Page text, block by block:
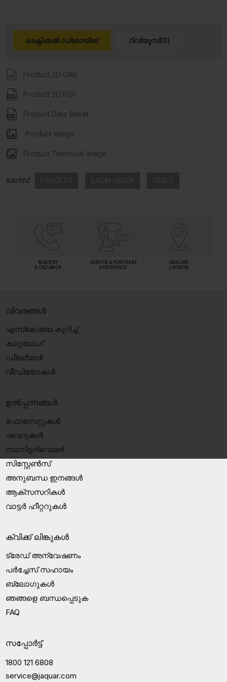
ടെക്നിക്കൽ ഡ്രോയിങ് റിവ്യൂസ്(0)
Product 2D CAD
Product 2D PDF
Product Data Sheet
Product Image
Product Technical Image
ടാഗ്സ്:
REQUEST
A CALLBACK
SERVICE & PURCHASE
ASSISTANCE
DEALERS
LOCATOR
വിവരങ്ങൾ
എസ്‍കോയെ കുറിച്ച്
കാറ്റലോഗ്
ഡീലർമാർ
വീഡിയോകൾ
ഉൽപ്പന്നങ്ങൾ
ഫോസെറ്റുകൾ
ഷവറുകൾ
സാനിട്ടറിവെയർ
സിസ്റ്റേൺസ്
അനുബന്ധ ഇനങ്ങൾ
ആക്‌സസറികൾ
വാട്ടർ ഹീറ്ററുകൾ
ക്വിക്ക് ലിങ്കുകൾ
ട്രേഡ് അന്വേഷണം
പർച്ചേസ് സഹായം
ബ്ലോഗുകൾ
ഞങ്ങളെ ബന്ധപ്പെടുക
FAQ
സപ്പോർട്ട്
1800 121 6808
service@jaquar.com